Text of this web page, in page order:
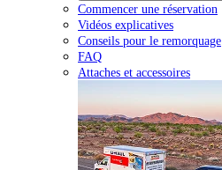
Commencer une réservation
Vidéos explicatives
Conseils pour le remorquage
FAQ
Attaches et accessoires